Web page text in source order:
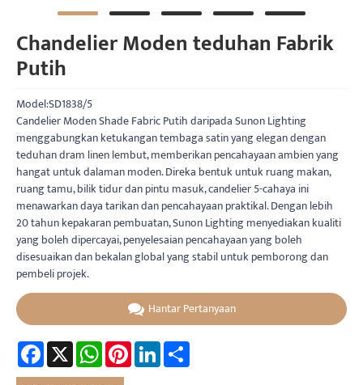
Chandelier Moden teduhan Fabrik
Putih
Model:SD1838/5
Candelier Moden Shade Fabric Putih daripada Sunon Lighting
menggabungkan ketukangan tembaga satin yang elegan dengan
teduhan dram linen lembut, memberikan pencahayaan ambien yang
hangat untuk dalaman moden. Direka bentuk untuk ruang makan,
ruang tamu, bilik tidur dan pintu masuk, candelier 5-cahaya ini
menawarkan daya tarikan dan pencahayaan praktikal. Dengan lebih
20 tahun kepakaran pembuatan, Sunon Lighting menyediakan kualiti
yang boleh dipercayai, penyelesaian pencahayaan yang boleh
disesuaikan dan bekalan global yang stabil untuk pemborong dan
pembeli projek.
Hantar Pertanyaan
Facebook
X WhatsAppPinterestLinkedIn